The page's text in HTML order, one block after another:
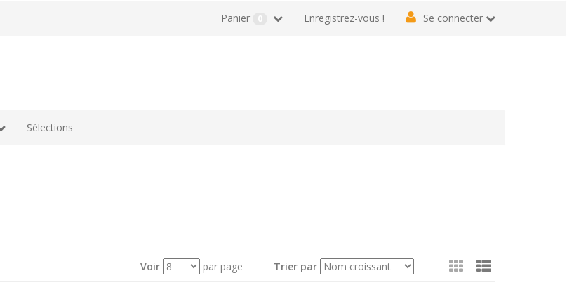
Enregistrez-vous ! Se connecter
Panier 0
Sélections
Voir par page Trier par Voir